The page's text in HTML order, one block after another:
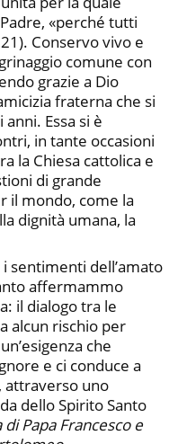
«perché tutti
Conservo vivo e
comune con
grazie a Dio
fraterna che si
Essa si è
in tante occasioni
la Chiesa cattolica e
di grande
il mondo, come la
dignità umana, la
sentimenti dell’amato
affermammo
il dialogo tra le
alcun rischio per
che
e ci conduce a
attraverso uno
dello Spirito Santo
Papa Francesco e